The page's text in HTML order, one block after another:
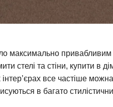
максимально
стелі та стіни, купити в
все частіше можна
в багато